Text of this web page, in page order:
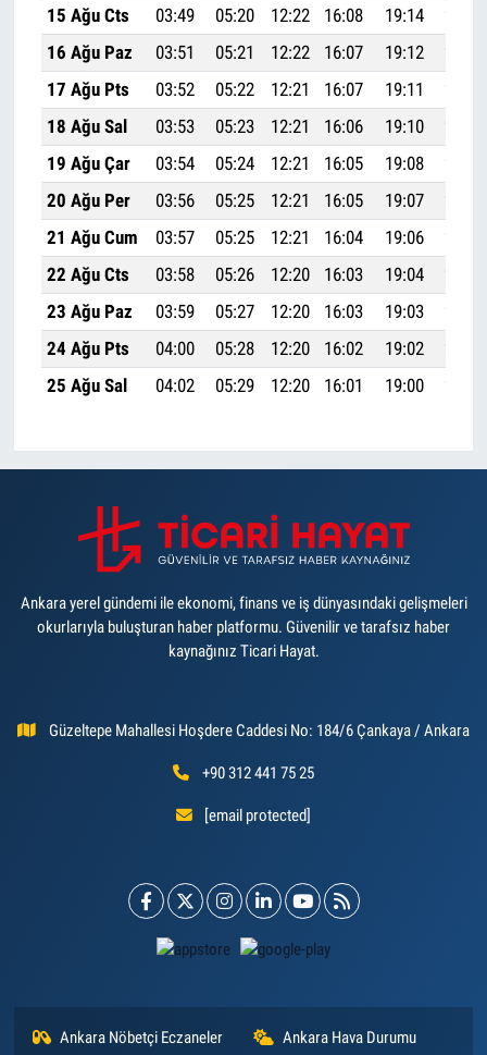
15 Ağu Cts
03:49 05:20 12:22 16:08 19:14
16 Ağu Paz
03:51 05:21 12:22 16:07 19:12
17 Ağu Pts
03:52 05:22 12:21 16:07 19:11
18 Ağu Sal
03:53 05:23 12:21 16:06 19:10
19 Ağu Çar
03:54 05:24 12:21 16:05 19:08
20 Ağu Per
03:56 05:25 12:21 16:05 19:07
21 Ağu Cum
03:57 05:25 12:21 16:04 19:06
22 Ağu Cts
03:58 05:26 12:20 16:03 19:04
23 Ağu Paz
03:59 05:27 12:20 16:03 19:03
24 Ağu Pts
04:00 05:28 12:20 16:02 19:02
25 Ağu Sal
04:02 05:29 12:20 16:01 19:00
Ankara yerel gündemi ile ekonomi, finans ve iş dünyasındaki gelişmeleri
okurlarıyla buluşturan haber platformu. Güvenilir ve tarafsız haber
kaynağınız Ticari Hayat.
Güzeltepe Mahallesi Hoşdere Caddesi No: 184/6 Çankaya / Ankara
+90 312 441 75 25
[email protected]
Ankara Nöbetçi Eczaneler Ankara Hava Durumu